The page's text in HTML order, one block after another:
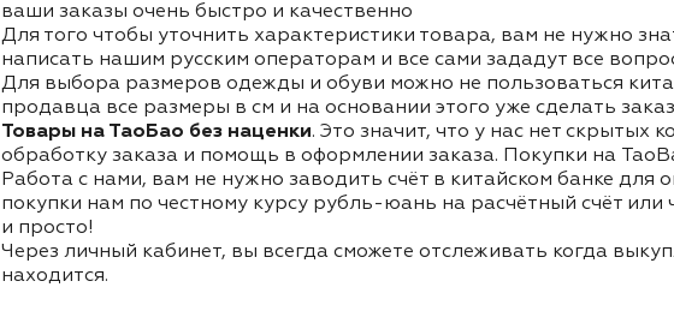
ваши заказы очень быстро и качественно
Для того чтобы уточнить характеристики товара, вам не нужно
написать нашим русским операторам и все сами зададут все
Для выбора размеров одежды и обуви можно не пользоваться
продавца все размеры в см и на основании этого уже сделать
Товары на ТаоБао без наценки. Это значит, что у нас нет скрытых
обработку заказа и помощь в оформлении заказа. Покупки на
Работа с нами, вам не нужно заводить счёт в китайском банке для
покупки нам по честному курсу рубль-юань на расчётный счёт или
и просто!
Через личный кабинет, вы всегда сможете отслеживать когда
находится.